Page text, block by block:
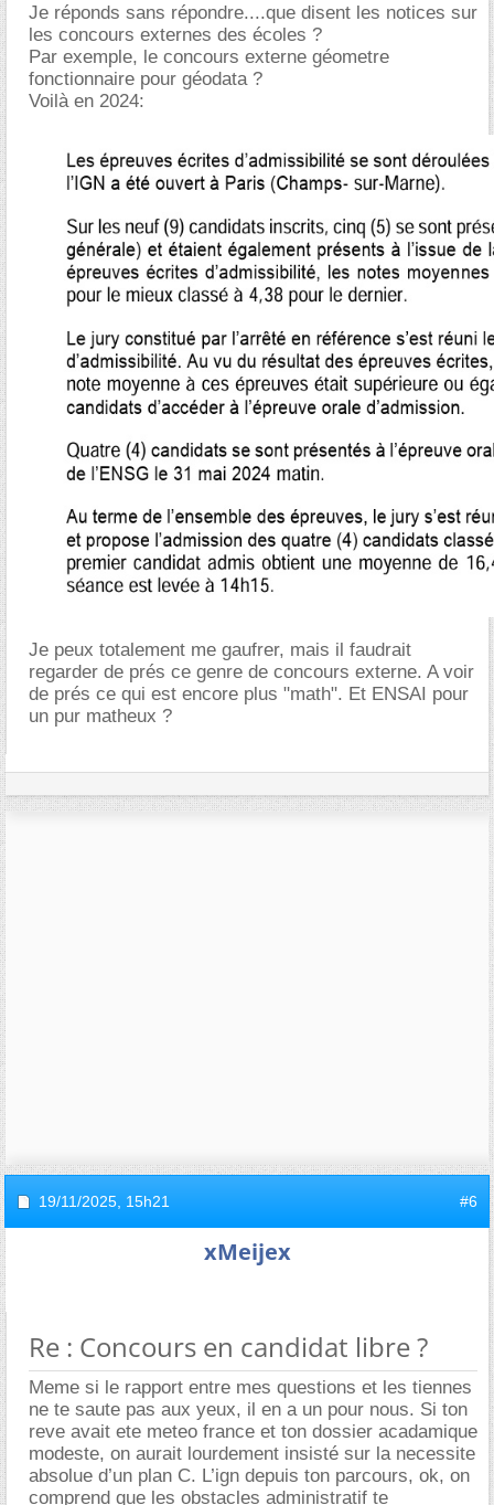
Je réponds sans répondre....que disent les notices sur
les concours externes des écoles ?
Par exemple, le concours externe géometre
fonctionnaire pour géodata ?
Voilà en 2024:
Je peux totalement me gaufrer, mais il faudrait
regarder de prés ce genre de concours externe. A voir
de prés ce qui est encore plus "math". Et ENSAI pour
un pur matheux ?
19/11/2025, 15h21 #6
xMeijex
Re : Concours en candidat libre ?
Meme si le rapport entre mes questions et les tiennes
ne te saute pas aux yeux, il en a un pour nous. Si ton
reve avait ete meteo france et ton dossier acadamique
modeste, on aurait lourdement insisté sur la necessite
absolue d’un plan C. L’ign depuis ton parcours, ok, on
comprend que les obstacles administratif te